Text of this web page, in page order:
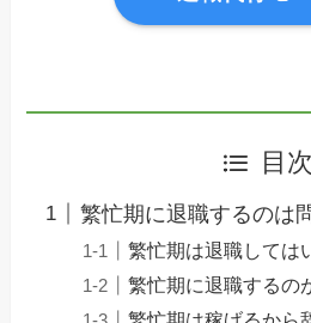
目次
繁忙期に退職するのは
繁忙期は退職しては
繁忙期に退職するの